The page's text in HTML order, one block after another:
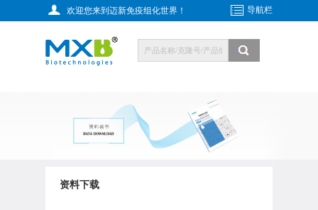
欢迎您来到迈新免疫组化世界！ 导航栏
资料下载